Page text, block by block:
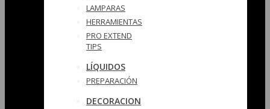
LAMPARAS
HERRAMIENTAS
PRO EXTEND
TIPS
LÍQUIDOS
PREPARACIÓN
DECORACION